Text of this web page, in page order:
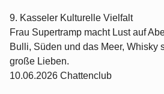
9. Kasseler Kulturelle Vielfalt
Frau Supertramp macht Lust auf
Bulli, Süden und das Meer, Whisky
große Lieben.
10.06.2026 Chattenclub